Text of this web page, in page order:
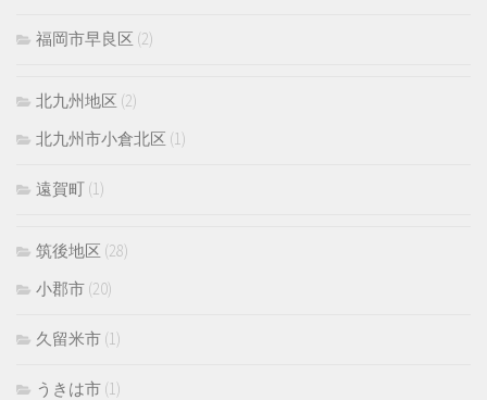
福岡市早良区 (2)
北九州地区 (2)
北九州市小倉北区 (1)
遠賀町 (1)
筑後地区 (28)
小郡市 (20)
久留米市 (1)
うきは市 (1)